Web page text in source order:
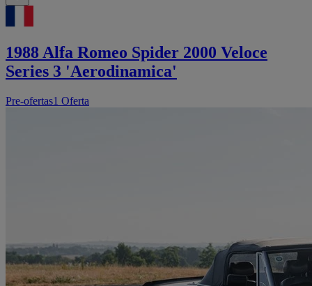
1988 Alfa Romeo Spider 2000 Veloce
Series 3 'Aerodinamica'
Pre-ofertas1 Oferta